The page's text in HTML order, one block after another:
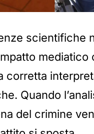
scientifiche
mediatico
corretta
Quando
del crimine